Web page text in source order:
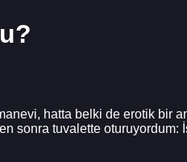
hatta belki de erotik bir
sonra tuvalette oturuyordum: